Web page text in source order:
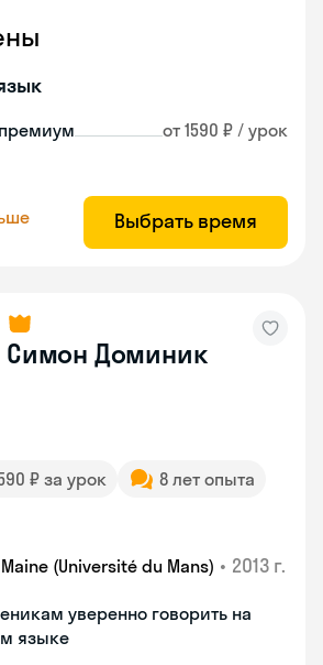
от 1590 ₽ / урок
Выбрать время
Симон Доминик
₽ за урок
8 лет опыта
(Université du Mans) • 2013 г.
уверенно говорить на
языке